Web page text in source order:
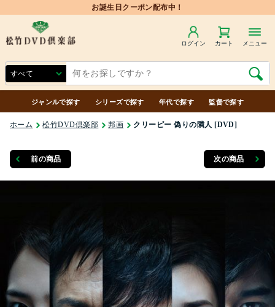
お誕生日クーポン配布中！
ログイン カート メニュー
ジャンルで探す シリーズで探す 年代で探す 監督で探す
ホーム 松竹DVD倶楽部 邦画 クリーピー 偽りの隣人 [DVD]
前の商品 次の商品